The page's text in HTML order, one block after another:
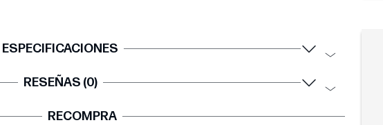
ESPECIFICACIONES
RESEÑAS (0)
RECOMPRA